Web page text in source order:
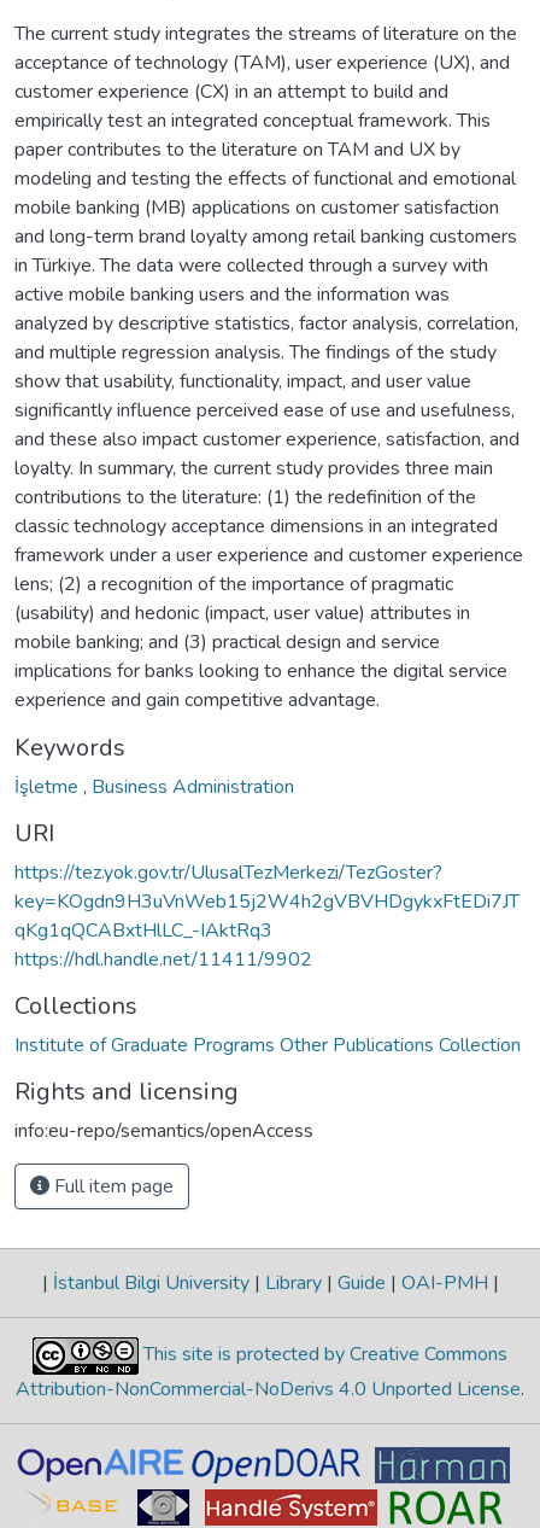
The current study integrates the streams of literature on the
acceptance of technology (TAM), user experience (UX), and
customer experience (CX) in an attempt to build and
empirically test an integrated conceptual framework. This
paper contributes to the literature on TAM and UX by
modeling and testing the effects of functional and emotional
mobile banking (MB) applications on customer satisfaction
and long-term brand loyalty among retail banking customers
in Türkiye. The data were collected through a survey with
active mobile banking users and the information was
analyzed by descriptive statistics, factor analysis, correlation,
and multiple regression analysis. The findings of the study
show that usability, functionality, impact, and user value
significantly influence perceived ease of use and usefulness,
and these also impact customer experience, satisfaction, and
loyalty. In summary, the current study provides three main
contributions to the literature: (1) the redefinition of the
classic technology acceptance dimensions in an integrated
framework under a user experience and customer experience
lens; (2) a recognition of the importance of pragmatic
(usability) and hedonic (impact, user value) attributes in
mobile banking; and (3) practical design and service
implications for banks looking to enhance the digital service
experience and gain competitive advantage.
Keywords
İşletme , Business Administration
URI
https://tez.yok.gov.tr/UlusalTezMerkezi/TezGoster?
key=KOgdn9H3uVnWeb15j2W4h2gVBVHDgykxFtEDi7JT
qKg1qQCABxtHlLC_-IAktRq3
https://hdl.handle.net/11411/9902
Collections
Institute of Graduate Programs Other Publications Collection
Rights and licensing
info:eu-repo/semantics/openAccess
Full item page
| İstanbul Bilgi University | Library | Guide | OAI-PMH |
This site is protected by Creative Commons
Attribution-NonCommercial-NoDerivs 4.0 Unported License.